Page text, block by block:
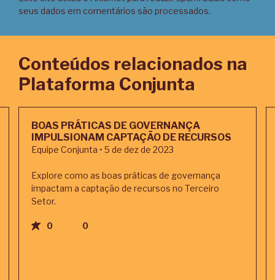
seus dados em comentários são processados.
Conteúdos relacionados na
Plataforma Conjunta
BOAS PRÁTICAS DE GOVERNANÇA
IMPULSIONAM CAPTAÇÃO DE RECURSOS
Equipe Conjunta • 5 de dez de 2023
Explore como as boas práticas de governança
impactam a captação de recursos no Terceiro
Setor.
0 0